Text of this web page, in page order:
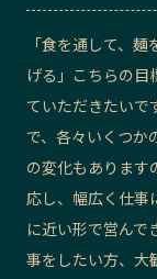
「食を通して、
げる」こちらの目
ていただきたいで
で、各々いくつか
の変化もあります
応し、幅広く仕事
に近い形で営んで
事をしたい方、大